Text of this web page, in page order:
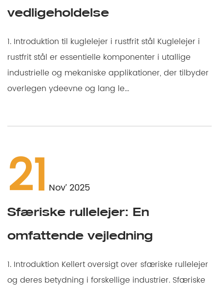
vedligeholdelse
1. Introduktion til kuglelejer i rustfrit stål Kuglelejer i
rustfrit stål er essentielle komponenter i utallige
industrielle og mekaniske applikationer, der tilbyder
overlegen ydeevne og lang le...
21 Nov’ 2025
Sfæriske rullelejer: En
omfattende vejledning
1. Introduktion Kellert oversigt over sfæriske rullelejer
og deres betydning i forskellige industrier. Sfæriske